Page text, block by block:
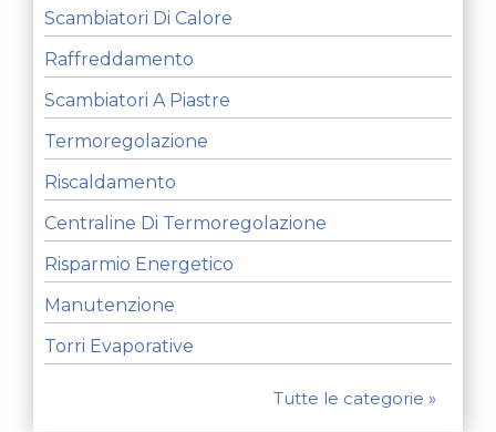
Scambiatori Di Calore
Raffreddamento
Scambiatori A Piastre
Termoregolazione
Riscaldamento
Centraline Di Termoregolazione
Risparmio Energetico
Manutenzione
Torri Evaporative
Tutte le categorie »